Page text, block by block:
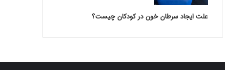
علت ایجاد سرطان خون در کودکان چیست؟